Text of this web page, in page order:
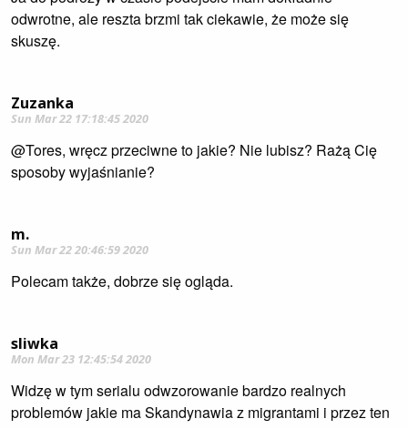
odwrotne, ale reszta brzmi tak ciekawie, że może się
skuszę.
Zuzanka
Sun Mar 22 17:18:45 2020
@Tores, wręcz przeciwne to jakie? Nie lubisz? Rażą Cię
sposoby wyjaśnianie?
m.
Sun Mar 22 20:46:59 2020
Polecam także, dobrze się ogląda.
sliwka
Mon Mar 23 12:45:54 2020
Widzę w tym serialu odwzorowanie bardzo realnych
problemów jakie ma Skandynawia z migrantami i przez ten